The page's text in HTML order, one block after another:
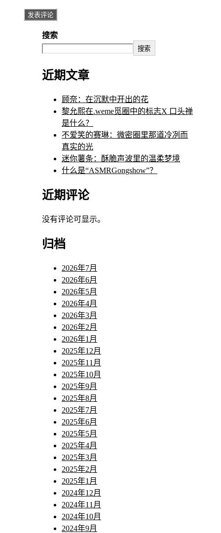
搜索
搜索
近期文章
顾奈：在沉默中开出的花
黎允熙在.weme觅圈中的标志X 口头禅
是什么？
不爱笑的赛琳：微密圈里那道冷冽而
真实的光
迷你薯条：酥脆声波里的温柔梦境
什么是“ASMRGongshow”？
近期评论
没有评论可显示。
归档
2026年7月
2026年6月
2026年5月
2026年4月
2026年3月
2026年2月
2026年1月
2025年12月
2025年11月
2025年10月
2025年9月
2025年8月
2025年7月
2025年6月
2025年5月
2025年4月
2025年3月
2025年2月
2025年1月
2024年12月
2024年11月
2024年10月
2024年9月